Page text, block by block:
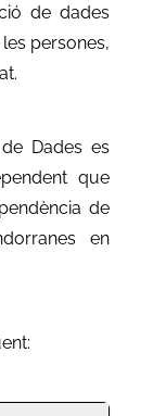
de dades
persones,
Dades es
que
de
en